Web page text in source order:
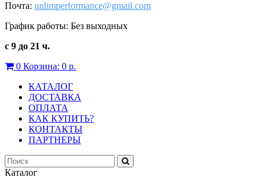
Почта: unlimperformance@gmail.com
График работы: Без выходных
с 9 до 21 ч.
0 Корзина: 0 р.
КАТАЛОГ
ДОСТАВКА
ОПЛАТА
КАК КУПИТЬ?
КОНТАКТЫ
ПАРТНЕРЫ
Каталог